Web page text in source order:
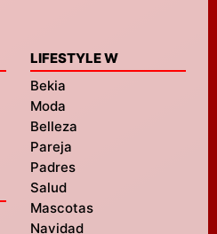
LIFESTYLE W
Bekia
Moda
Belleza
Pareja
Padres
Salud
Mascotas
Navidad